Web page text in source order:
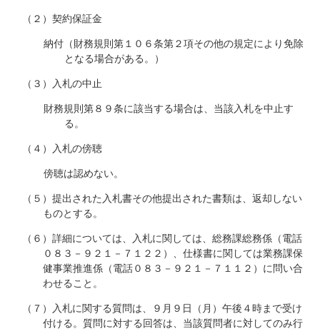
（２）契約保証金
納付（財務規則第１０６条第２項その他の規定により免除
となる場合がある。）
（３）入札の中止
財務規則第８９条に該当する場合は、当該入札を中止す
る。
（４）入札の傍聴
傍聴は認めない。
（５）提出された入札書その他提出された書類は、返却しない
ものとする。
（６）詳細については、入札に関しては、総務課総務係（電話
０８３－９２１－７１２２）、仕様書に関しては業務課保
健事業推進係（電話０８３－９２１－７１１２）に問い合
わせること。
（７）入札に関する質問は、９月９日（月）午後４時まで受け
付ける。質問に対する回答は、当該質問者に対してのみ行